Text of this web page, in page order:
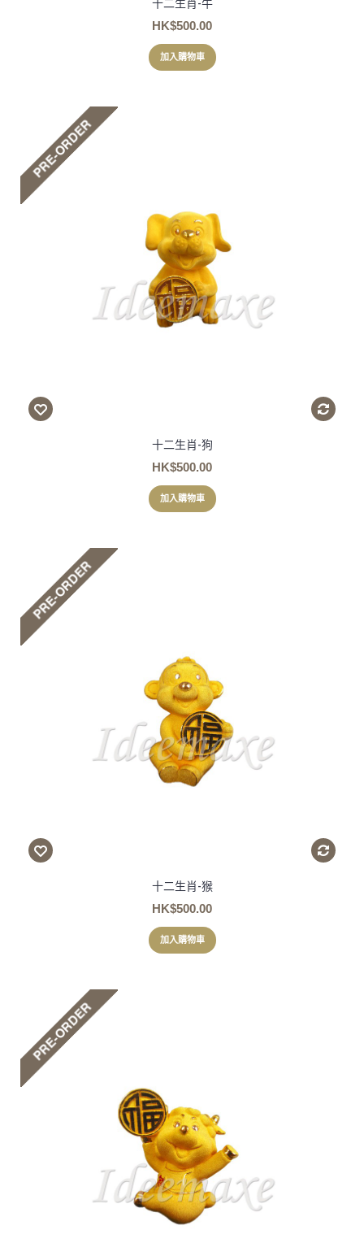
十二生肖-牛
HK$500.00
加入購物車
十二生肖-狗
HK$500.00
加入購物車
十二生肖-猴
HK$500.00
加入購物車